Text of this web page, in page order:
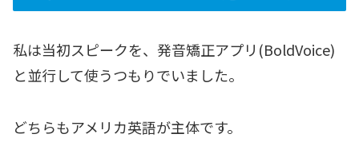
私は当初スピークを、発音矯正アプリ(BoldVoice)
と並行して使うつもりでいました。
どちらもアメリカ英語が主体です。